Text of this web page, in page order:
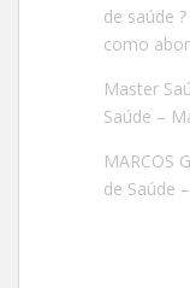
de saúde
como
Master
Saúde –
MARCOS
de Saúde